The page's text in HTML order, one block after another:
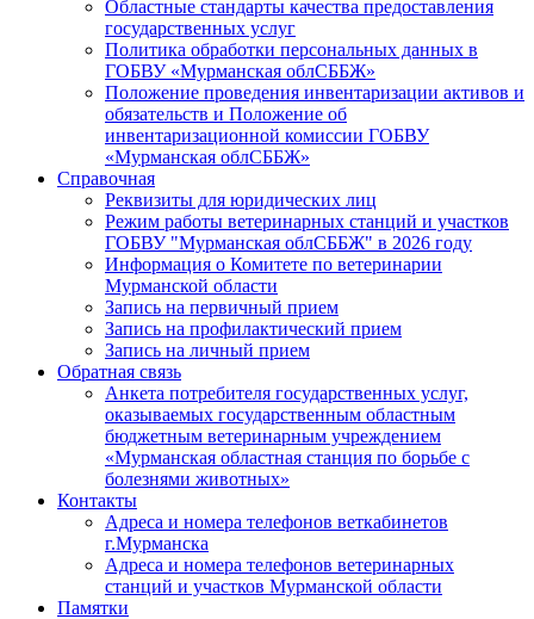
Областные стандарты качества предоставления
государственных услуг
Политика обработки персональных данных в
ГОБВУ «Мурманская облСББЖ»
Положение проведения инвентаризации активов и
обязательств и Положение об
инвентаризационной комиссии ГОБВУ
«Мурманская облСББЖ»
Справочная
Реквизиты для юридических лиц
Режим работы ветеринарных станций и участков
ГОБВУ "Мурманская облСББЖ" в 2026 году
Информация о Комитете по ветеринарии
Мурманской области
Запись на первичный прием
Запись на профилактический прием
Запись на личный прием
Обратная связь
Анкета потребителя государственных услуг,
оказываемых государственным областным
бюджетным ветеринарным учреждением
«Мурманская областная станция по борьбе с
болезнями животных»
Контакты
Адреса и номера телефонов веткабинетов
г.Мурманска
Адреса и номера телефонов ветеринарных
станций и участков Мурманской области
Памятки